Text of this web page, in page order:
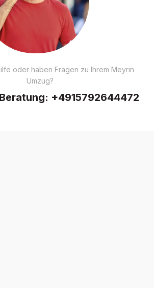
oder haben Fragen zu Ihrem Meyrin
Umzug?
+4915792644472